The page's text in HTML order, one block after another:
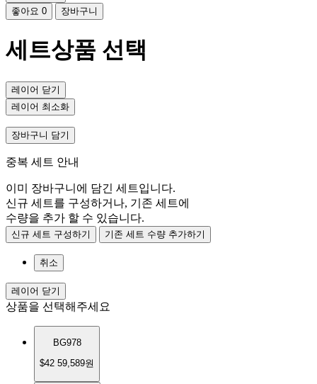
좋아요 0 장바구니
세트상품 선택
레이어 닫기
레이어 최소화
장바구니 담기
중복 세트 안내
이미 장바구니에 담긴 세트입니다.
신규 세트를 구성하거나, 기존 세트에
수량을 추가 할 수 있습니다.
신규 세트 구성하기 기존 세트 수량 추가하기
취소
레이어 닫기
상품을 선택해주세요
BG978
$42 59,589원